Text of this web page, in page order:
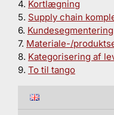
4. Kortlægning
5. Supply chain
6. Kundesegmentering
7. Materiale-/
8. Kategorisering af
9. To til tango